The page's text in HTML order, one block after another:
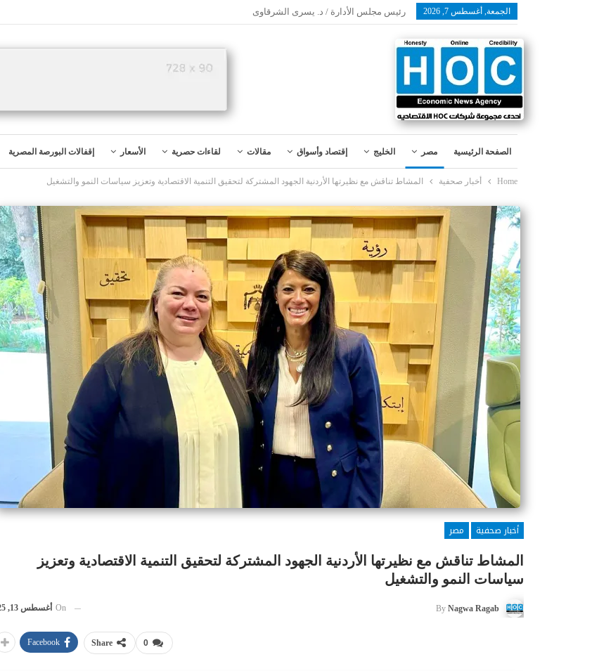
الجمعة, أغسطس 7, 2026 رئيس مجلس الأدارة / د. يسرى الشرقاوى
الصفحة الرئيسية مصر الخليج إقتصاد وأسواق مقالات لقاءات حصرية الأسعار إقفالات البورصة المصرية
Home أخبار صحفية المشاط تناقش مع نظيرتها الأردنية الجهود المشتركة لتحقيق التنمية الاقتصادية وتعزيز سياسات النمو والتشغيل
أخبار صحفية
مصر
المشاط تناقش مع نظيرتها الأردنية الجهود المشتركة لتحقيق التنمية الاقتصادية وتعزيز
سياسات النمو والتشغيل
By Nagwa Ragab
On أغسطس 13, 2025
0
Share
Facebook